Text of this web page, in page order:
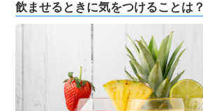
飲ませるときに気をつけることは？